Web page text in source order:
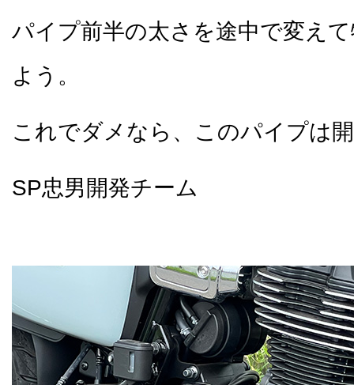
パイプ前半の太さを途中で変え
よう。
これでダメなら、このパイプは
SP忠男開発チーム